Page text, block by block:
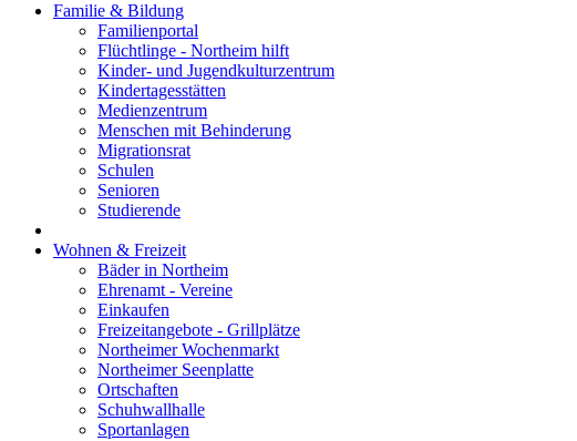
Familie & Bildung
Familienportal
Flüchtlinge - Northeim hilft
Kinder- und Jugendkulturzentrum
Kindertagesstätten
Medienzentrum
Menschen mit Behinderung
Migrationsrat
Schulen
Senioren
Studierende
Wohnen & Freizeit
Bäder in Northeim
Ehrenamt - Vereine
Einkaufen
Freizeitangebote - Grillplätze
Northeimer Wochenmarkt
Northeimer Seenplatte
Ortschaften
Schuhwallhalle
Sportanlagen